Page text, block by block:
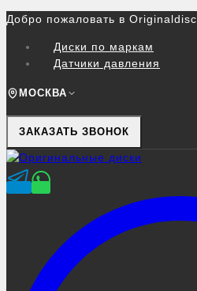
Перейти
контенту
Добро пожаловать в Originaldisc.
Диски по маркам
Датчики давления
МОСКВА
ЗАКАЗАТЬ ЗВОНОК